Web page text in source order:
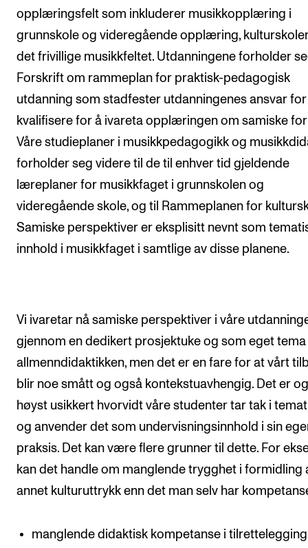
For ansatte og studenter
opplæringsfelt som inkluderer musikkopplæring i
grunnskole og videregående opplæring,
det frivillige musikkfeltet. Utdanningene forholder
Forskrift om rammeplan for praktisk-pedagogisk
utdanning som stadfester utdanningenes ansvar for
kvalifisere for å ivareta opplæringen om samiske
Våre studieplaner i musikkpedagogikk og
forholder seg videre til de til enhver tid gjeldende
læreplaner for musikkfaget i grunnskolen og
videregående skole, og til Rammeplanen for
Samiske perspektiver er eksplisitt nevnt som
innhold i musikkfaget i samtlige av disse planene.
Vi ivaretar nå samiske perspektiver i våre
gjennom en dedikert prosjektuke og som eget tema
allmenndidaktikken, men det er en fare for at vårt
blir noe smått og også kontekstuavhengig. Det er
høyst usikkert hvorvidt våre studenter tar tak i
og anvender det som undervisningsinnhold i sin
praksis. Det kan være flere grunner til dette. For
kan det handle om manglende trygghet i formidling
annet kulturuttrykk enn det man selv har
manglende didaktisk kompetanse i